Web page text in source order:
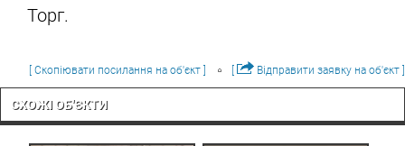
Торг.
[ Скопіювати посилання на об'єкт ] Відправити заявку на об'єкт ]
СХОЖІ ОБ'ЄКТИ